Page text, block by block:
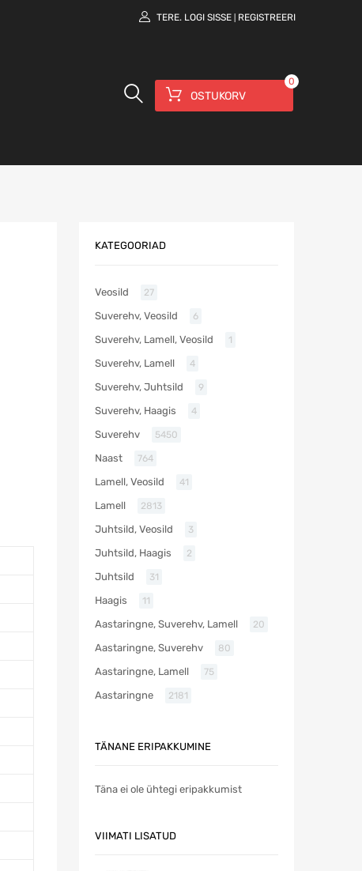
TERE. LOGI SISSE REGISTREERI
OSTUKORV
0
KATEGOORIAD
Veosild 27
Suverehv, Veosild 6
Suverehv, Lamell, Veosild 1
Suverehv, Lamell 4
Suverehv, Juhtsild 9
Suverehv, Haagis 4
Suverehv 5450
Naast 764
Lamell, Veosild 41
Lamell 2813
Juhtsild, Veosild 3
Juhtsild, Haagis 2
Juhtsild 31
Haagis 11
Aastaringne, Suverehv, Lamell 20
Aastaringne, Suverehv 80
Aastaringne, Lamell 75
Aastaringne 2181
TÄNANE ERIPAKKUMINE
Täna ei ole ühtegi eripakkumist
VIIMATI LISATUD